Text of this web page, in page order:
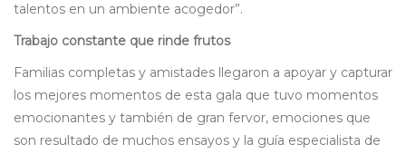
talentos en un ambiente acogedor”.
Trabajo constante que rinde frutos
Familias completas y amistades llegaron a apoyar y capturar
los mejores momentos de esta gala que tuvo momentos
emocionantes y también de gran fervor, emociones que
son resultado de muchos ensayos y la guía especialista de